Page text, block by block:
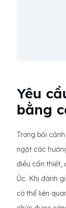
Yêu
bằng
Trong bối
ngặt các
điều cần thiết,
Úc. Khi đánh
có thể liên